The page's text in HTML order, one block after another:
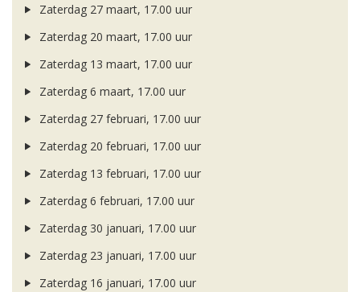
Zaterdag 27 maart, 17.00 uur
Zaterdag 20 maart, 17.00 uur
Zaterdag 13 maart, 17.00 uur
Zaterdag 6 maart, 17.00 uur
Zaterdag 27 februari, 17.00 uur
Zaterdag 20 februari, 17.00 uur
Zaterdag 13 februari, 17.00 uur
Zaterdag 6 februari, 17.00 uur
Zaterdag 30 januari, 17.00 uur
Zaterdag 23 januari, 17.00 uur
Zaterdag 16 januari, 17.00 uur